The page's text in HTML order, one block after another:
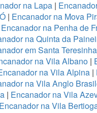
na Lapa |
| Encanador na Mova
Encanador na Penha de
na Quinta da
em Santa Teresinha
na Vila Albano |
na Vila Alpina |
na Vila Anglo
| Encanador na Vila
Encanador na Vila